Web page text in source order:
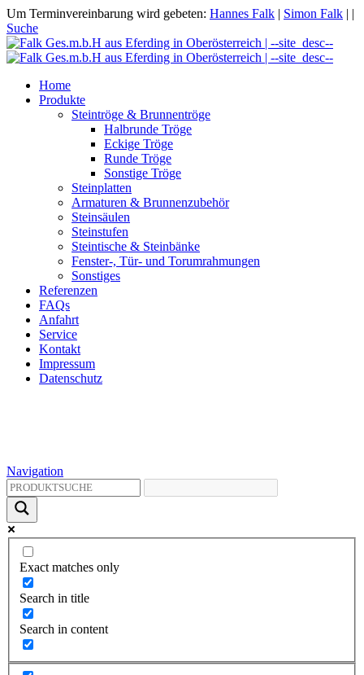
Um Terminvereinbarung wird gebeten: Hannes Falk | Simon Falk | |
Suche
Home
Produkte
Steintröge & Brunnentröge
Halbrunde Tröge
Eckige Tröge
Runde Tröge
Sonstige Tröge
Steinplatten
Armaturen & Brunnenzubehör
Steinsäulen
Steinstufen
Steintische & Steinbänke
Fenster-, Tür- und Torumrahmungen
Sonstiges
Referenzen
FAQs
Anfahrt
Service
Kontakt
Impressum
Datenschutz
Navigation
Exact matches only
Search in title
Search in content